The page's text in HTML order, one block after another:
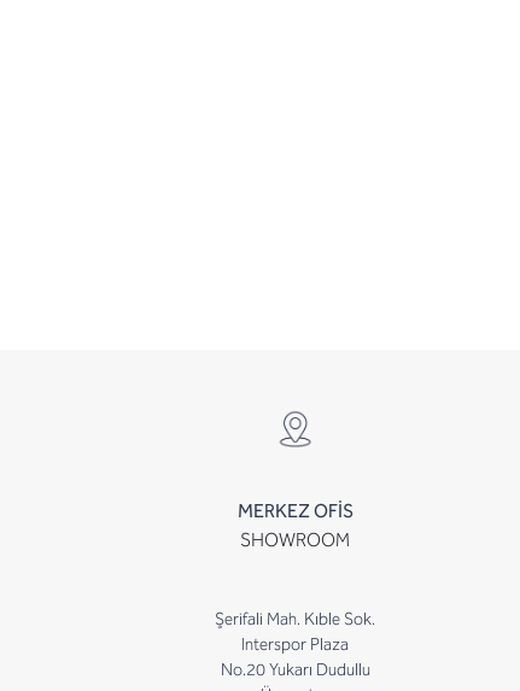
MERKEZ OFİS
SHOWROOM
Şerifali Mah. Kıble Sok.
Interspor Plaza
No.20 Yukarı Dudullu